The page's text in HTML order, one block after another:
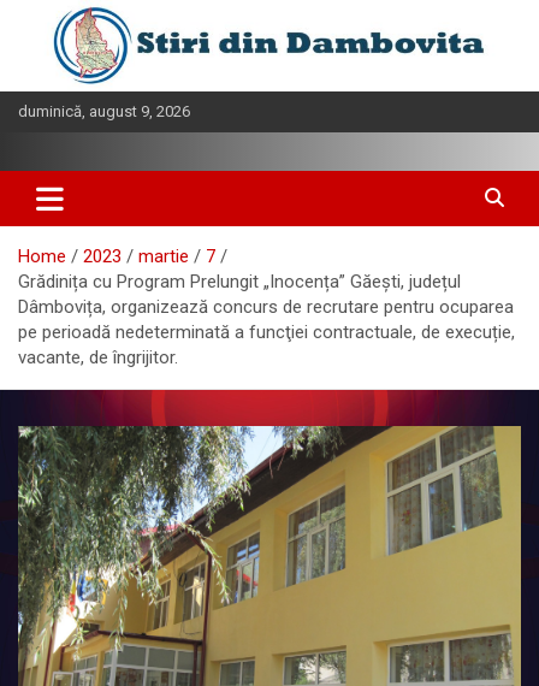
content
duminică, august 9, 2026
Home 2023 martie
7
Grădinița cu Program Prelungit „Inocența” Găești, județul
Dâmbovița, organizează concurs de recrutare pentru ocuparea
pe perioadă nedeterminată a funcţiei contractuale, de execuție,
vacante, de îngrijitor.